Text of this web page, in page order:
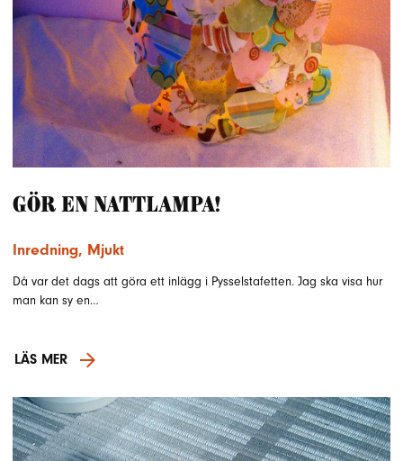
Gör en nattlampa!
Inredning, Mjukt
Då var det dags att göra ett inlägg i Pysselstafetten. Jag ska visa hur
man kan sy en…
LÄS MER